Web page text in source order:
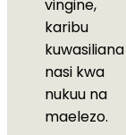
vingine,
karibu
kuwasiliana
nasi kwa
nukuu na
maelezo.